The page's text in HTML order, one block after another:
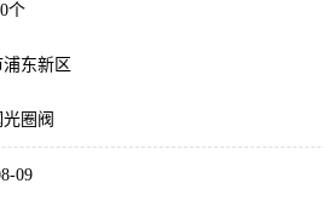
个
浦东新区
圈阀
09